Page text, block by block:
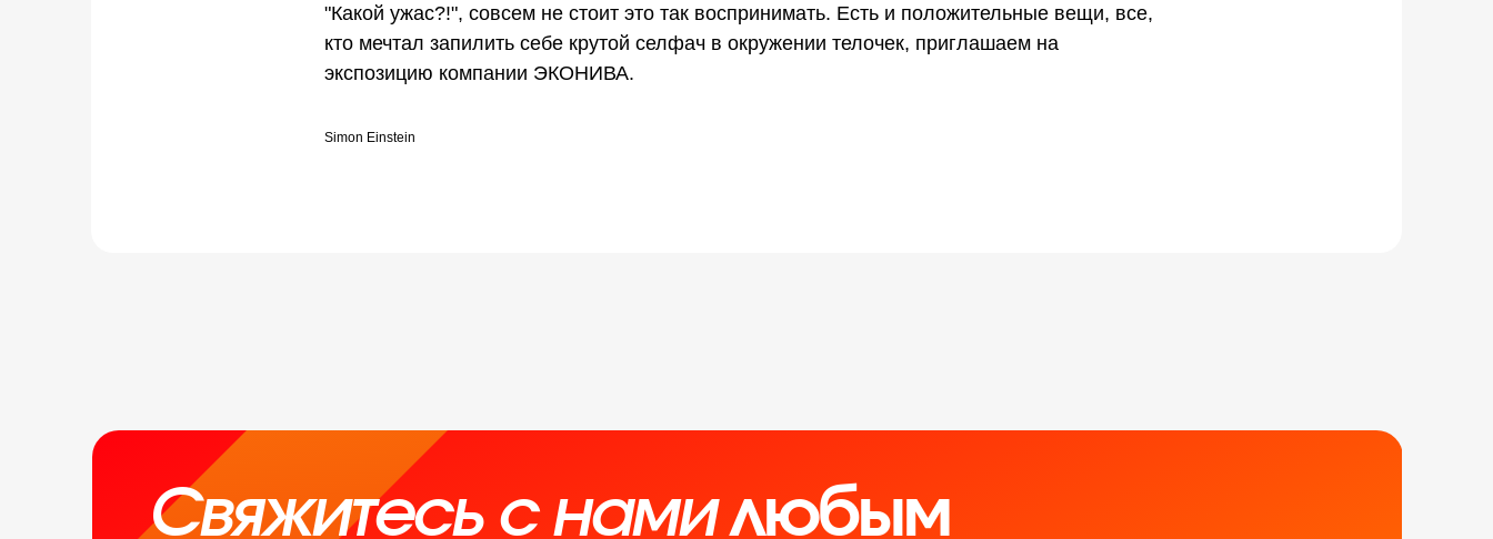
"Какой ужас?!", совсем не стоит это так воспринимать. Есть и положительные вещи, все,
кто мечтал запилить себе крутой селфач в окружении телочек, приглашаем на
экспозицию компании ЭКОНИВА.
Simon Einstein
Свяжитесь с намилюбым